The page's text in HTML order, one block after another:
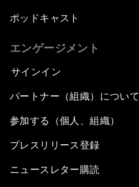
ポッドキャスト
エンゲージメント
サインイン
パートナー（組織）について
参加する（個人、組織）
プレスリリース登録
ニュースレター購読